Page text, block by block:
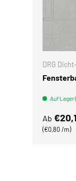
DRG
Auf Lager
Ab
Grundpreis
€0,80 /m